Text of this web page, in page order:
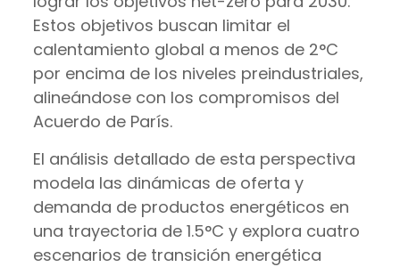
Estos objetivos buscan limitar el
calentamiento global a menos de 2°C
por encima de los niveles preindustriales,
alineándose con los compromisos del
Acuerdo de París.
El análisis detallado de esta perspectiva
modela las dinámicas de oferta y
demanda de productos energéticos en
una trayectoria de 1.5°C y explora cuatro
escenarios de transición energética